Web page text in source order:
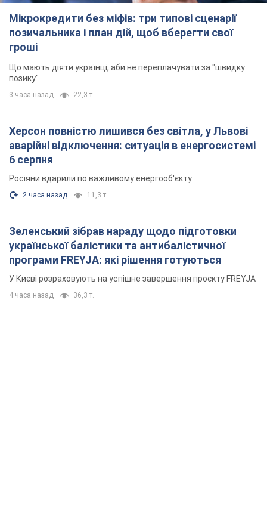
Мікрокредити без міфів: три типові сценарії
позичальника і план дій, щоб вберегти свої
гроші
Що мають діяти українці, аби не переплачувати за "швидку
позику"
3 часа назад 22,3 т.
Херсон повністю лишився без світла, у Львові
аварійні відключення: ситуація в енергосистемі
6 серпня
Росіяни вдарили по важливому енергооб'єкту
2 часа назад 11,3 т.
Зеленський зібрав нараду щодо підготовки
української балістики та антибалістичної
програми FREYJA: які рішення готуються
У Києві розраховують на успішне завершення проєкту FREYJA
4 часа назад 36,3 т.